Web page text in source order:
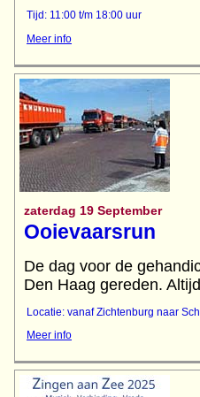
Tijd: 11:00 t/m 18:00 uur
Meer info
zaterdag 19 September
Ooievaarsrun
De dag voor de
Locatie: vanaf Zichtenburg naar
Meer info